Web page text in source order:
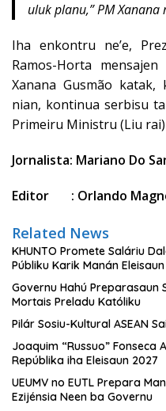
uluk planu,” PM Xanana
Iha enkontru ne’e,
Ramos-Horta
Xanana Gusmão
nian, kontinua serbisu
Primeiru Ministru (Liu
Jornalista: Mariano Do
Editor : Orlando
Related News
KHUNTO Promete Saláriu
Públiku Karik Manán
Governu Hahú Preparasaun
Mortais Preladu Katóliku
Pilár Sosiu-Kultural ASEAN
Joaquim “Russuo” Fonseca
Repúblika iha Eleisaun 2027
UEUMV no EUTL Prepara
Ezijénsia Neen ba Governu